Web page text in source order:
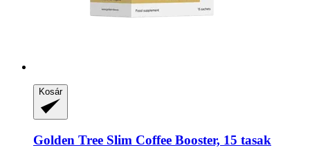
Kosár
Golden Tree Slim Coffee Booster, 15 tasak